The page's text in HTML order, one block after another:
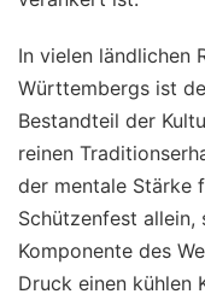
In vielen ländlichen
Württembergs ist
Bestandteil der
reinen
der mentale Stärke
Schützenfest
Komponente des
Druck einen kühlen